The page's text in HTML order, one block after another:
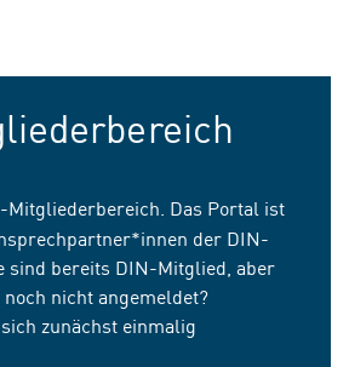
Mitgliederbereich. Das Portal ist
der DIN-
sind bereits DIN-Mitglied, aber
nicht angemeldet?
zunächst einmalig